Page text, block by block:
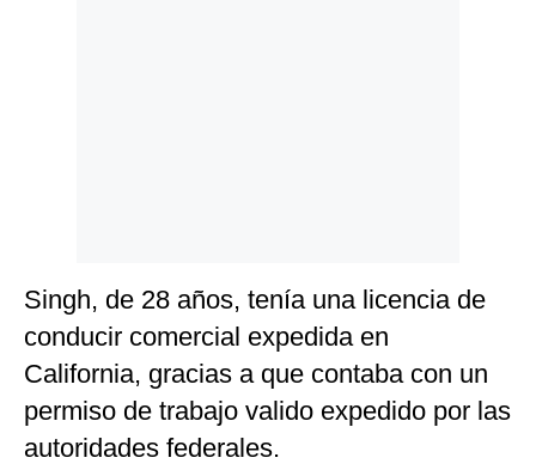
Singh, de 28 años, tenía una licencia de
conducir comercial expedida en
California, gracias a que contaba con un
permiso de trabajo valido expedido por las
autoridades federales.